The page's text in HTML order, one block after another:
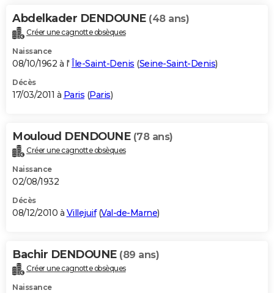
Abdelkader DENDOUNE (48 ans)
Créer une cagnotte obsèques
Naissance
08/10/1962 à l' Île-Saint-Denis (Seine-Saint-Denis)
Décès
17/03/2011 à Paris (Paris)
Mouloud DENDOUNE (78 ans)
Créer une cagnotte obsèques
Naissance
02/08/1932
Décès
08/12/2010 à Villejuif(Val-de-Marne)
Bachir DENDOUNE (89 ans)
Créer une cagnotte obsèques
Naissance